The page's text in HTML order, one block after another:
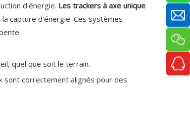
d'énergie. Les trackers à axe unique
capture d'énergie. Ces systèmes
quel que soit le terrain.
sont correctement alignés pour des